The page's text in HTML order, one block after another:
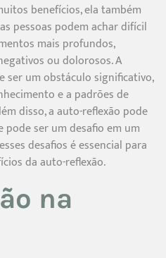
benefícios, ela também
pessoas podem achar difícil
mais profundos,
ou dolorosos. A
ser um obstáculo significativo,
e a padrões de
disso, a auto-reflexão pode
ser um desafio em um
desafios é essencial para
da auto-reflexão.
na